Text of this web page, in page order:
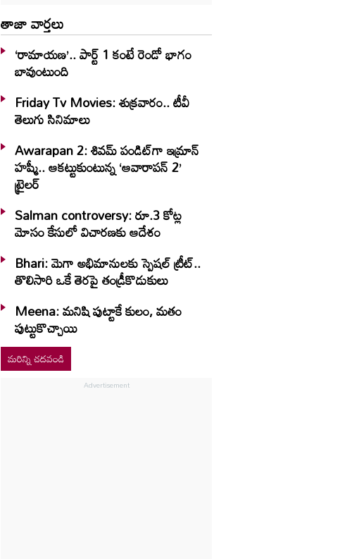
తాజా వార్తలు
‘రామాయణ’.. పార్ట్‌ 1 కంటే రెండో భాగం
బావుంటుంది
Friday Tv Movies: శుక్ర‌వారం.. టీవీ
తెలుగు సినిమాలు
Awarapan 2: శివమ్ పండిట్‌గా ఇమ్రాన్
హష్మీ.. ఆకట్టుకుంటున్న ‘ఆవారాపన్ 2’
ట్రైలర్
Salman controversy: రూ.3 కోట్ల
మోసం కేసులో విచారణకు ఆదేశం
Bhari: మెగా అభిమానులకు స్పెషల్ ట్రీట్..
తొలిసారి ఒకే తెరపై తండ్రీకొడుకులు
Meena: మనిషి పుట్టాకే కులం, మతం
పుట్టుకొచ్చాయి
మరిన్ని చదవండి